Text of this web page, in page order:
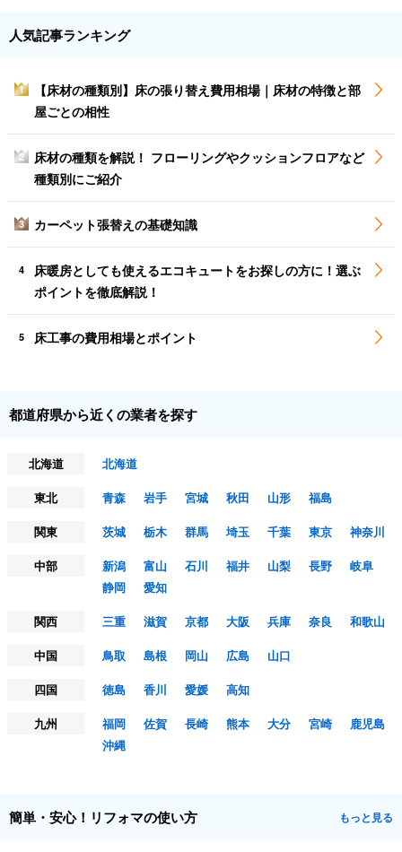
人気記事ランキング
1
【床材の種類別】床の張り替え費用相場｜床材の特徴と部
屋ごとの相性
2
床材の種類を解説！ フローリングやクッションフロアなど
種類別にご紹介
3 カーペット張替えの基礎知識
4
床暖房としても使えるエコキュートをお探しの方に！選ぶ
ポイントを徹底解説！
5 床工事の費用相場とポイント
都道府県から近くの業者を探す
北海道
北海道
東北
青森 岩手 宮城 秋田 山形
福島
関東
茨城 栃木 群馬 埼玉 千葉 東京
神奈川
中部
新潟 富山 石川 福井 山梨 長野
岐阜
静岡
愛知
関西
三重 滋賀 京都 大阪 兵庫 奈良
和歌山
中国
鳥取 島根 岡山 広島
山口
四国
徳島 香川 愛媛
高知
九州
福岡 佐賀 長崎 熊本 大分 宮崎
鹿児島
沖縄
簡単・安心！リフォマの使い方 もっと見る